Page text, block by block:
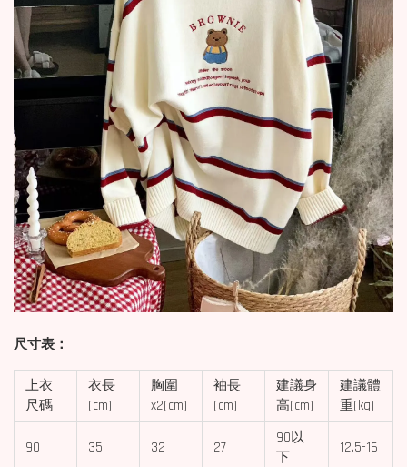
尺寸表：
上衣
尺碼
衣長
(cm)
胸圍
x2(cm)
袖長
(cm)
建議身
高(cm)
建議體
重(kg)
90 35 32 27
90以
下
12.5-16